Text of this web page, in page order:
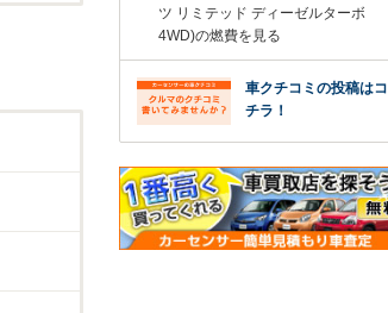
ツ リミテッド ディーゼルターボ
4WD)の燃費を見る
車クチコミの投稿はコ
チラ！